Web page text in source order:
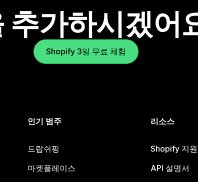
추가하시겠어
Shopify 3일 무료 체험
인기 범주
드랍쉬핑
마켓플레이스
리소스
Shopify 지원
API 설명서